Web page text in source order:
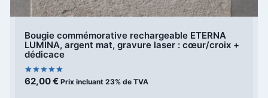
Bougie commémorative rechargeable ETERNA
LUMINA, argent mat, gravure laser : cœur/croix +
dédicace
Note
5.00
62,00€ Prix incluant 23% de TVA